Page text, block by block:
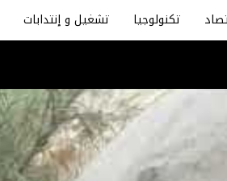
تكنولوجيا تشغيل و إنتدابات